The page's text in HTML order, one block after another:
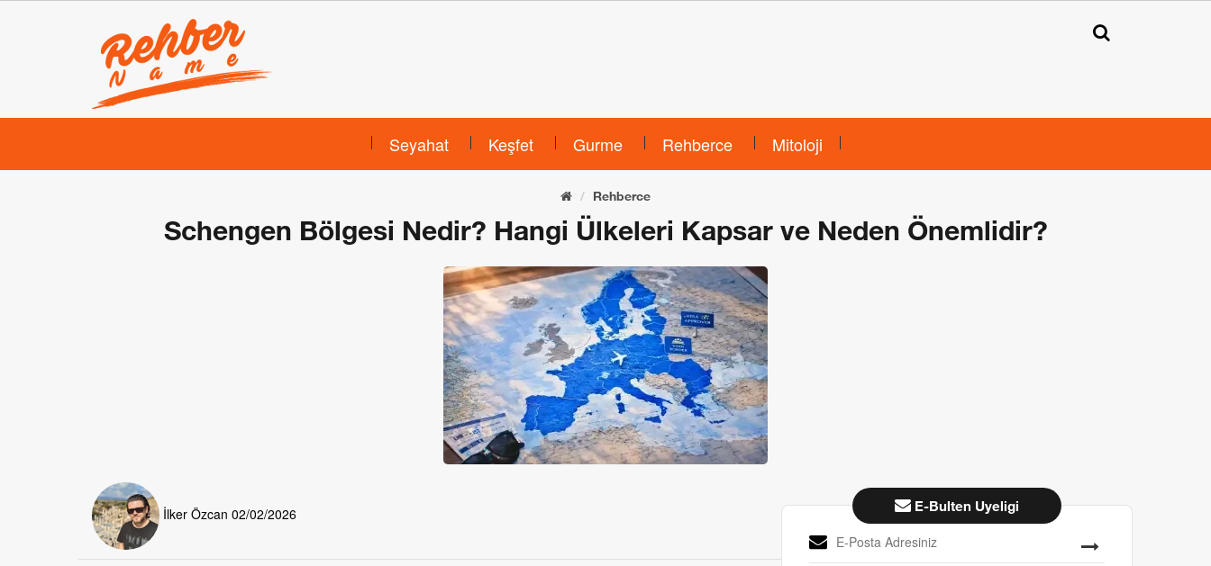
Seyahat Keşfet Gurme Rehberce Mitoloji
Rehberce
Schengen Bölgesi Nedir? Hangi Ülkeleri Kapsar ve Neden Önemlidir?
İlker Özcan 02/02/2026 E-Bulten Uyeligi